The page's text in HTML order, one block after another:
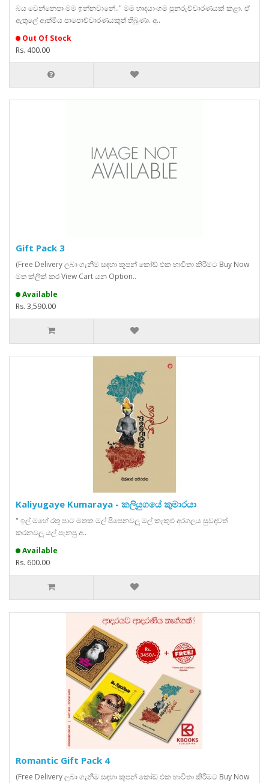
බය වෙන්නෙපා මම ඉන්නවානේ.." මම හෘදයාංගම පුනරුච්චාරණයක් කළා. ඒ
ඇතුලේ ආත්මීය පාපොච්චාරණ‍යකුත් තිබුණා. අ..
Out Of Stock
Rs. 400.00
Gift Pack 3
(Free Delivery ලබා ගැනීම සඳහා කූපන් කෝඩ් එක භාවිතා කිරීමට Buy Now
මත ක්ලික් කර View Cart යන Option..
Available
Rs. 3,590.00
Kaliyugaye Kumaraya - කලියුගයේ කුමාරයා
" ඉල් මහේ රතු පාට මතක මල් පිපෙනවලු මල් කැකුළු අරගලය සුවඳවත්
කරනවලු යල් පැනපු අ..
Available
Rs. 600.00
Romantic Gift Pack 4
(Free Delivery ලබා ගැනීම සඳහා කූපන් කෝඩ් එක භාවිතා කිරීමට Buy Now